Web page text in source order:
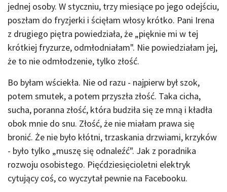
jednej osoby. W styczniu, trzy miesiące po jego odejściu,
poszłam do fryzjerki i ścięłam włosy krótko. Pani Irena
z drugiego piętra powiedziała, że „pięknie mi w tej
krótkiej fryzurze, odmłodniałam". Nie powiedziałam jej,
że to nie odmłodzenie, tylko złość.
Bo byłam wściekła. Nie od razu - najpierw był szok,
potem smutek, a potem przyszła złość. Taka cicha,
sucha, poranna złość, która budziła się ze mną i kładła
obok mnie do snu. Złość, że nie miałam prawa się
bronić. Że nie było kłótni, trzaskania drzwiami, krzyków
- było tylko „muszę się odnaleźć". Jak z poradnika
rozwoju osobistego. Pięćdziesięcioletni elektryk
cytujący coś, co wyczytał pewnie na Facebooku.